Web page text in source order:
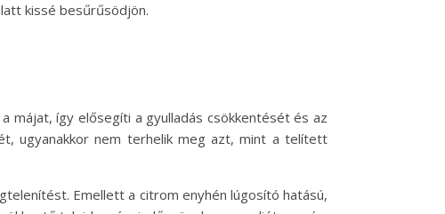
kissé besűrűsödjön.
májat, így elősegíti a gyulladás csökkentését és az
ugyanakkor nem terhelik meg azt, mint a telített
Emellett a citrom enyhén lúgosító hatású,